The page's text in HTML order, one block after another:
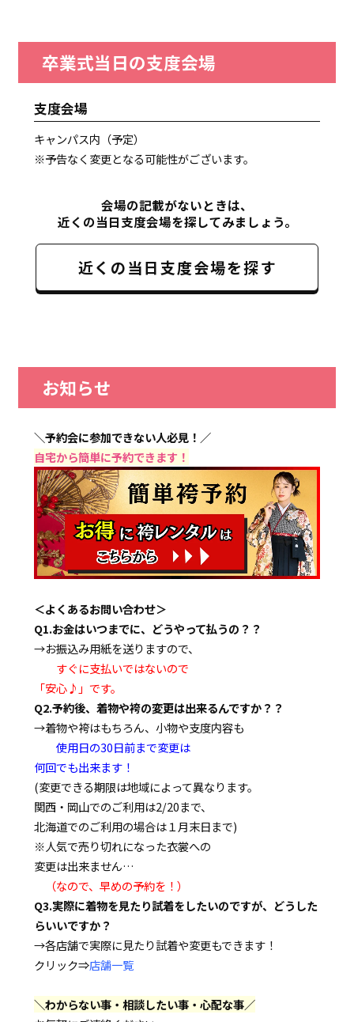
卒業式当日の支度会場
支度会場
キャンパス内（予定）
※予告なく変更となる可能性がございます。
会場の記載がないときは、
近くの当日支度会場を探してみましょう。
近くの当日支度会場を探す
お知らせ
＼予約会に参加できない人必見！／
自宅から簡単に予約できます！
＜よくあるお問い合わせ＞
Q1.お金はいつまでに、どうやって払うの？？
→お振込み用紙を送りますので、
すぐに支払いではないので
「安心♪」です。
Q2.予約後、着物や袴の変更は出来るんですか？？
→着物や袴はもちろん、小物や支度内容も
使用日の30日前まで変更は
何回でも出来ます！
(変更できる期限は地域によって異なります。
関西・岡山でのご利用は2/20まで、
北海道でのご利用の場合は１月末日まで)
※人気で売り切れになった衣裳への
変更は出来ません…
（なので、早めの予約を！）
Q3.実際に着物を見たり試着をしたいのですが、どうした
らいいですか？
→各店舗で実際に見たり試着や変更もできます！
クリック⇒店舗一覧
＼わからない事・相談したい事・心配な事／